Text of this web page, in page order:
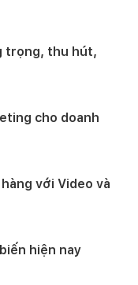
trọng, thu hút,
cho doanh
với Video và
hiện nay